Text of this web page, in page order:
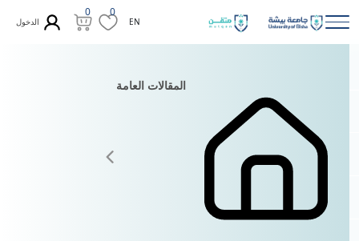
EN
0
0
الدخول
المقالات العامة